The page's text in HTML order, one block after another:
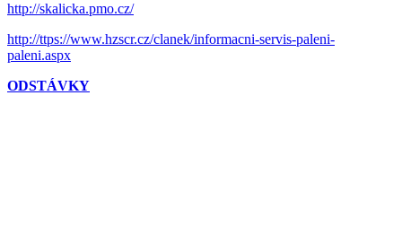
http://skalicka.pmo.cz/
http://ttps://www.hzscr.cz/clanek/informacni-servis-paleni-
paleni.aspx
ODSTÁVKY